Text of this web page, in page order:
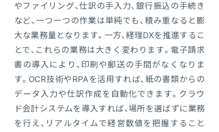
やファイリング、仕訳の手入力、銀行振込の手続き
など、一つ一つの作業は単純でも、積み重なると膨
大な業務量となります。一方、経理DXを推進するこ
とで、これらの業務は大きく変わります。電子請求
書の導入により、印刷や郵送の手間がなくなりま
す。OCR技術やRPAを活用すれば、紙の書類からの
データ入力や仕訳作成を自動化できます。クラウ
ド会計システムを導入すれば、場所を選ばずに業務
を行え、リアルタイムで経営数値を把握すること